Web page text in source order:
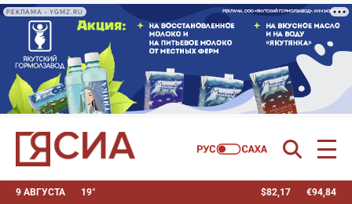
РЕКЛАМА • YGMZ.RU
9 АВГУСТА 19° $82,17 €94,84